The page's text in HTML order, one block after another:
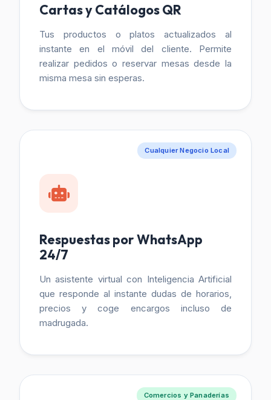
Cartas y Catálogos QR
Tus productos o platos actualizados al
instante en el móvil del cliente. Permite
realizar pedidos o reservar mesas desde la
misma mesa sin esperas.
Cualquier Negocio Local
Respuestas por WhatsApp
24/7
Un asistente virtual con Inteligencia Artificial
que responde al instante dudas de horarios,
precios y coge encargos incluso de
madrugada.
Comercios y Panaderías